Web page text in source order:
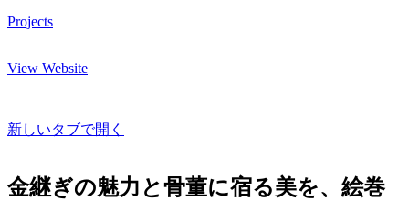
Projects
View Website
新しいタブで開く
金継ぎの魅力と骨董に宿る美を、絵巻